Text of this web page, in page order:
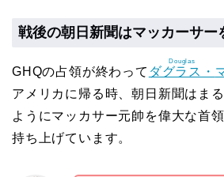
戦後の朝日新聞はマッカーサー
GHQの占領が終わって ダグラス・
Douglas
アメリカに帰る時、朝日新聞はま
ようにマッカサー元帥を偉大な首
持ち上げています。